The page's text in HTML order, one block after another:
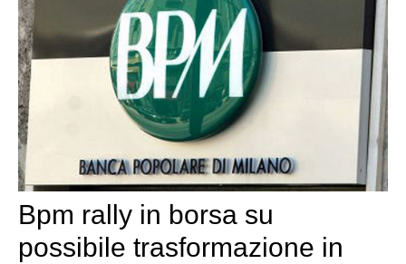
Bpm rally in borsa su
possibile trasformazione in